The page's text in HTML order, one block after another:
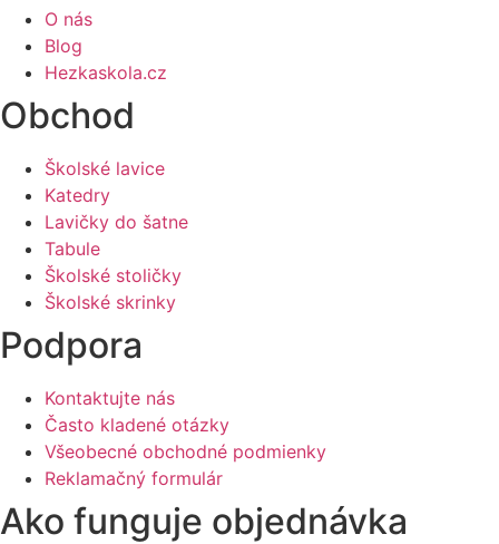
O nás
Blog
Hezkaskola.cz
Obchod
Školské lavice
Katedry
Lavičky do šatne
Tabule
Školské stoličky
Školské skrinky
Podpora
Kontaktujte nás
Často kladené otázky
Všeobecné obchodné podmienky
Reklamačný formulár
Ako funguje objednávka